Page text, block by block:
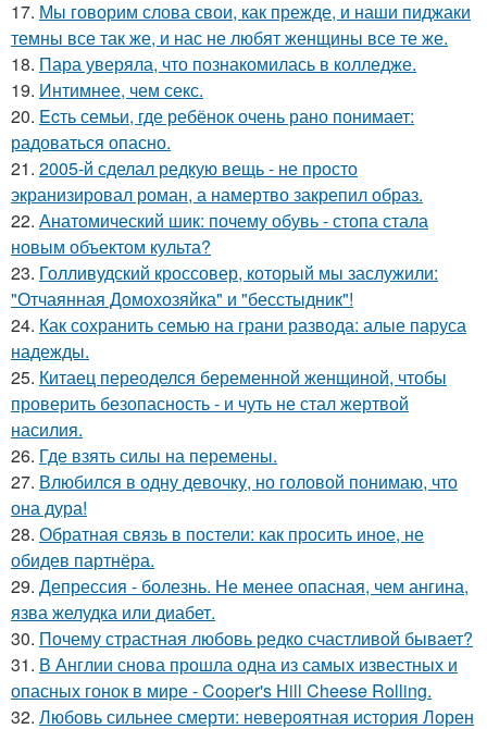
17. Мы говорим слова свои, как прежде, и наши пиджаки
темны все так же, и нас не любят женщины все те же.
18. Пара уверяла, что познакомилась в колледже.
19. Интимнее, чем секс.
20. Ecть семьи, где ребёнок очень рано понимает:
радоваться опасно.
21. 2005-й сделал редкую вещь - не просто
экранизировал роман, а намертво закрепил образ.
22. Анатомический шик: почему обувь - стопа стала
новым объектом культа?
23. Голливудский кроссовер, который мы заслужили:
"Отчаянная Домохозяйка" и "бесстыдник"!
24. Как сохранить семью на грани развода: алые паруса
надежды.
25. Китаец переоделся беременной женщиной, чтобы
проверить безопасность - и чуть не стал жертвой
насилия.
26. Где взять силы на перемены.
27. Влюбился в одну девочку, но головой понимаю, что
она дура!
28. Обратная связь в постели: как просить иное, не
обидев партнёра.
29. Депрессия - болезнь. Не менее опасная, чем ангина,
язва желудка или диабет.
30. Почему страстная любовь редко счастливой бывает?
31. В Англии снова прошла одна из самых известных и
опасных гонок в мире - Cooper's Hill Cheese Rolling.
32. Любовь сильнее смерти: невероятная история Лорен